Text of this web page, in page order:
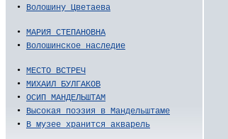
• Волошину Цветаева
• МАРИЯ СТЕПАНОВНА
• Волошинское наследие
• МЕСТО ВСТРЕЧ
• МИХАИЛ БУЛГАКОВ
• ОСИП МАНДЕЛЬШТАМ
• Высокая поэзия в Мандельштаме
• В музее хранится акварель